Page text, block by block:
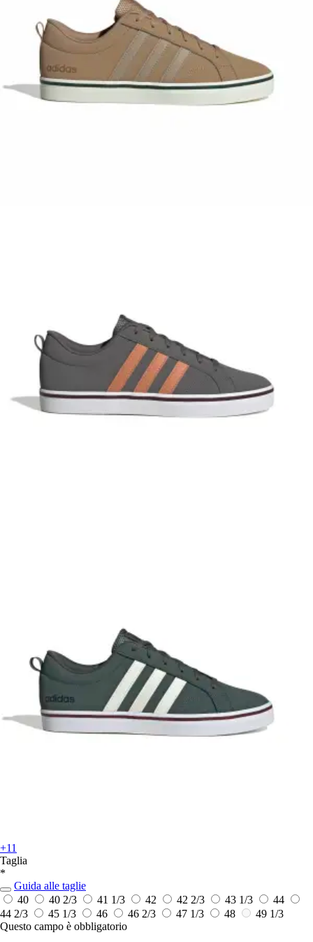
+11
Taglia
*
Guida alle taglie
40
40 2/3 41 1/3 42 42 2/3 43 1/3
44
44 2/3
45 1/3 46 46 2/3 47 1/3 48
49 1/3
Questo campo è obbligatorio